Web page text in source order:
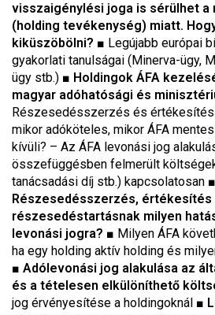
visszaigénylési joga is sérülhet
(holding tevékenység) miatt.
kiküszöbölni? ■ Legújabb európai
gyakorlati tanulságai (Minerva-ügy,
ügy stb.) ■ Holdingok ÁFA
magyar adóhatósági és
Részesedésszerzés és
mikor adóköteles, mikor ÁFA
kívüli? – Az ÁFA levonási jog
összefüggésben felmerült
tanácsadási díj stb.) kapcsolatosan ■
Részesedésszerzés, értékesítés
részesedéstartásnak milyen
levonási jogra? ■ Milyen ÁFA
ha egy holding aktív holding és
■ Adólevonási jog alakulása az
és a tételesen elkülöníthető
jog érvényesítése a holdingoknál ■